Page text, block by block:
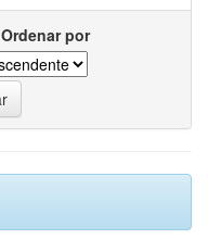
Ordenar por